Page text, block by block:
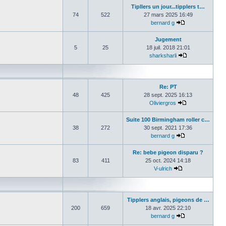
74 522
Tipllers un jour...tipplers t…
27 mars 2025 16:49
bernard g
5 25
Jugement
18 juil. 2018 21:01
sharksharli
48 425
Re: PT
28 sept. 2025 16:13
Oliviergros
38 272
Suite 100 Birmingham roller c…
30 sept. 2021 17:36
bernard g
83 411
Re: bebe pigeon disparu ?
25 oct. 2024 14:18
V-ulrich
200 659
Tipplers anglais, pigeons de …
18 avr. 2025 22:10
bernard g